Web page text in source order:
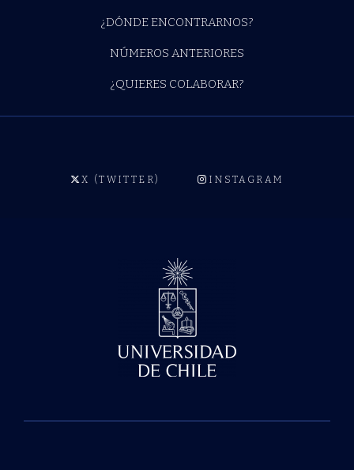
¿DÓNDE ENCONTRARNOS?
NÚMEROS ANTERIORES
¿QUIERES COLABORAR?
X (TWITTER) INSTAGRAM